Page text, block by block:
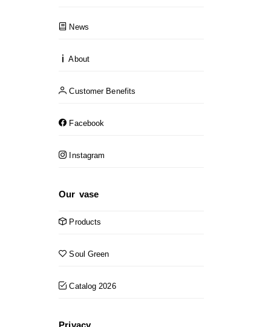
News
About
Customer Benefits
Facebook
Instagram
Our vase
Products
Soul Green
Catalog 2026
Privacy